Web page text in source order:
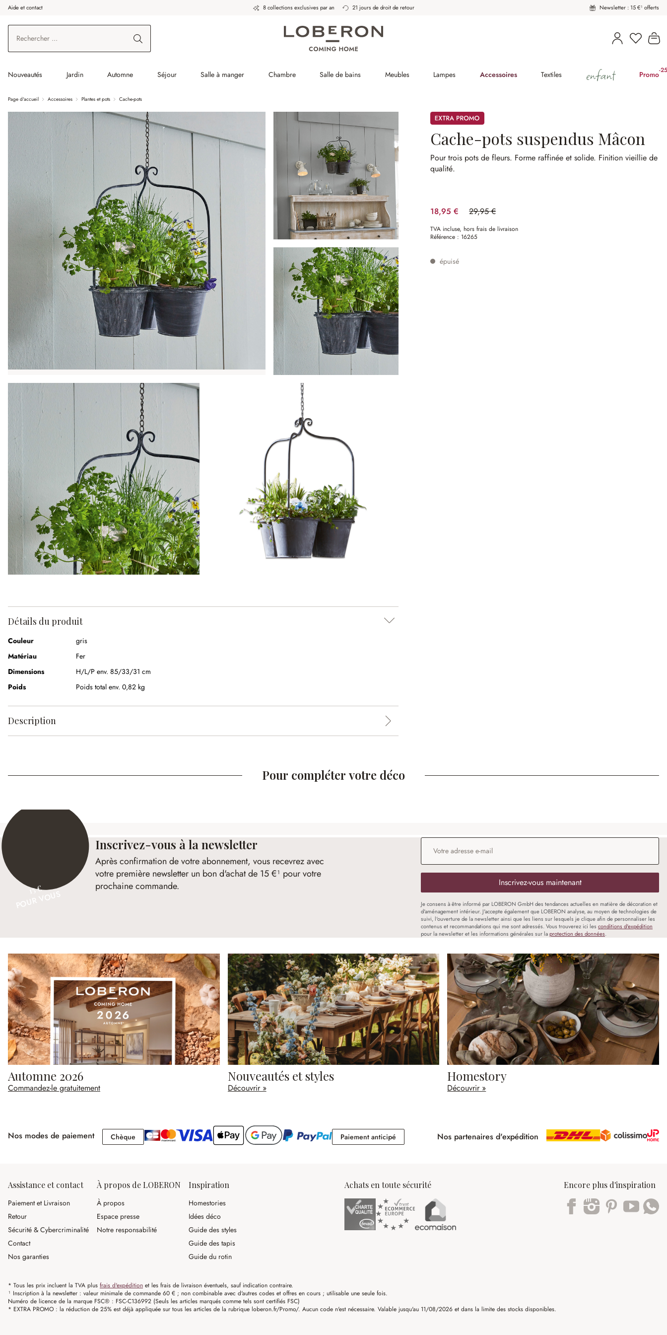
au contenu principal
Aller à la recherche
Aller à la navigation principale
Aide et contact 8 collections exclusives par an 21 jours de droit de retour Newsletter : 15 €¹ offerts
Vous
Nouveautés Jardin Automne Séjour Salle à manger Chambre Salle de bains Meubles Lampes Accessoires Textiles enfant Promo-
Page d'accueil Accessoires Plantes et pots Cache-pots
Promos
Cache-pots suspendus Mâcon
Pour trois pots de fleurs. Forme raffinée et solide. Finition vieillie de
qualité.
18,95 € 29,95 €
(36.73%spared)
TVA incluse, hors frais de livraison
Référence : 16265
épuisé
Détails du produit
Couleur
gris
Matériau
Fer
Dimensions
H/L/P env. 85/33/31 cm
Poids
Poids total env. 0,82 kg
Description
Pour compléter votre déco
15 €
Inscrivez-vous à la newsletter
Après confirmation de votre abonnement, vous recevrez avec
votre première newsletter un bon d'achat de 15 €¹ pour votre
prochaine commande.
Adresse e-mail*
Inscrivez-vous maintenant
Je consens à être informé par LOBERON GmbH des tendances actuelles en matière de décoration et
d'aménagement intérieur. J'accepte également que LOBERON analyse, au moyen de technologies de
suivi, l'ouverture de la newsletter ainsi que les liens sur lesquels je clique afin de personnaliser les
contenus et recommandations qui me sont adressés. Vous trouverez ici les conditions d'expédition
pour la newsletter et les informations générales sur laprotection des données.
Automne 2026
Commandez-le gratuitement
Nouveautés et styles
Découvrir »
Homestory
Découvrir »
Nos modes de paiement Chèque Chèque Paiement anticipéPaiement anticipéNos partenaires d'expédition
Assistance et contact
Paiement et Livraison
Retour
Sécurité & Cybercriminalité
Contact
Nos garanties
À propos de LOBERON
À propos
Espace presse
Notre responsabilité
Inspiration
Homestories
Idées déco
Guide des styles
Guide des tapis
Guide du rotin
Achats en toute sécurité Encore plus d'inspiration
* Tous les prix incluent la TVA plus frais d'expédition et les frais de livraison éventuels, sauf indication contraire.
¹ Inscription à la newsletter : valeur minimale de commande 60 € ; non combinable avec d'autres codes et offres en cours ; utilisable une seule fois.
Numéro de licence de la marque FSC® : FSC-C136992 (Seuls les articles marqués comme tels sont certifiés FSC)
* EXTRA PROMO : la réduction de 25% est déjà appliquée sur tous les articles de la rubrique loberon.fr/Promo/. Aucun code n'est nécessaire. Valable jusqu'au 11/08/2026 et dans la limite des stocks disponibles.